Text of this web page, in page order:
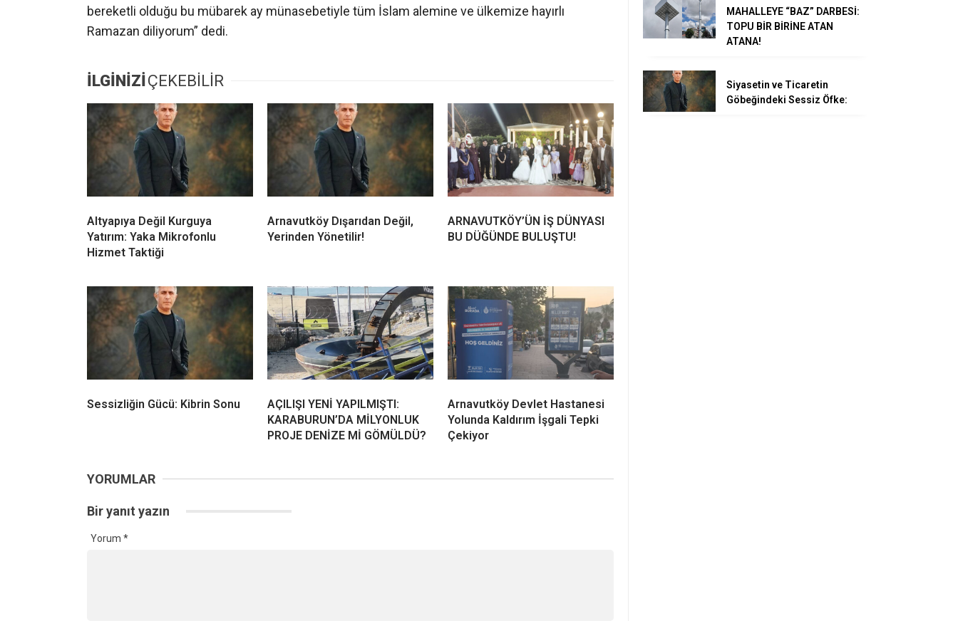
bereketli olduğu bu mübarek ay münasebetiyle tüm İslam alemine ve ülkemize hayırlı
Ramazan diliyorum” dedi.
İLGİNİZİÇEKEBİLİR
Altyapıya Değil Kurguya
Yatırım: Yaka Mikrofonlu
Hizmet Taktiği
Arnavutköy Dışarıdan Değil,
Yerinden Yönetilir!
ARNAVUTKÖY’ÜN İŞ DÜNYASI
BU DÜĞÜNDE BULUŞTU!
Sessizliğin Gücü: Kibrin Sonu
AÇILIŞI YENİ YAPILMIŞTI:
KARABURUN’DA MİLYONLUK
PROJE DENİZE Mİ GÖMÜLDÜ?
Arnavutköy Devlet Hastanesi
Yolunda Kaldırım İşgali Tepki
Çekiyor
YORUMLAR
Bir yanıt yazın
Yorum *
MAHALLEYE “BAZ” DARBESİ:
TOPU BİR BİRİNE ATAN
ATANA!
Siyasetin ve Ticaretin
Göbeğindeki Sessiz Öfke: